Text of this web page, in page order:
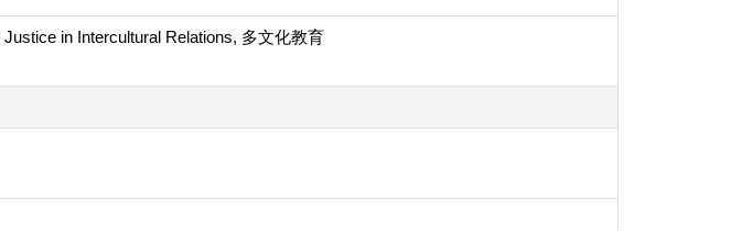
in Intercultural Relations, 多文化教育